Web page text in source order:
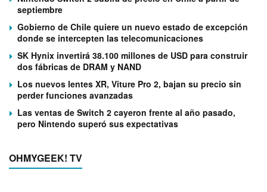
septiembre
Gobierno de Chile quiere un nuevo estado de excepción
donde se intercepten las telecomunicaciones
SK Hynix invertirá 38.100 millones de USD para construir
dos fábricas de DRAM y NAND
Los nuevos lentes XR, Viture Pro 2, bajan su precio sin
perder funciones avanzadas
Las ventas de Switch 2 cayeron frente al año pasado,
pero Nintendo superó sus expectativas
OHMYGEEK! TV